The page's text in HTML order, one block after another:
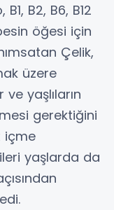
B2, B6, B12
öğesi için
Çelik,
üzere
yaşlıların
gerektiğini
içme
ileri yaşlarda da